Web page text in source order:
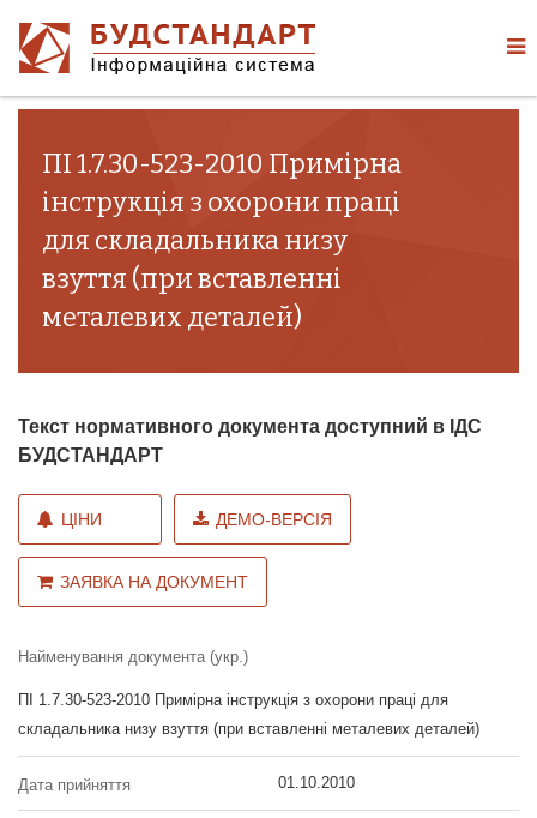
ПІ 1.7.30-523-2010 Примірна
інструкція з охорони праці
для складальника низу
взуття (при вставленні
металевих деталей)
Текст нормативного документа доступний в ІДС
БУДСТАНДАРТ
ЦІНИ ДЕМО-ВЕРСІЯ
ЗАЯВКА НА ДОКУМЕНТ
Найменування документа (укр.)
ПІ 1.7.30-523-2010 Примірна інструкція з охорони праці для
складальника низу взуття (при вставленні металевих деталей)
Дата прийняття 01.10.2010